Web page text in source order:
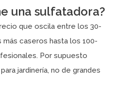
una sulfatadora?
que oscila entre los 30-
caseros hasta los 100-
Por supuesto
jardinería, no de grandes